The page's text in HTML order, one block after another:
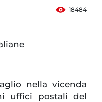
18484
nella vicenda
uffici postali del